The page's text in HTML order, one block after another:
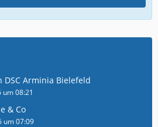
Arminia Bielefeld
um 08:21
& Co
um 07:09